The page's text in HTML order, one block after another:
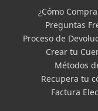
¿Cómo
Preguntas
Proceso de
Crear tu
Métodos
Recupera tu
Factura